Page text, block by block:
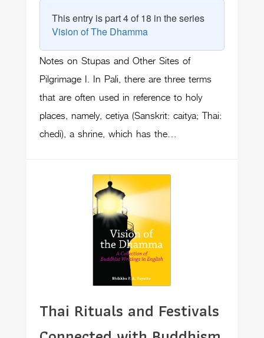
This entry is part 4 of 18 in the series
Vision of The Dhamma
Notes on Stupas and Other Sites of
Pilgrimage I. In Pali, there are three terms
that are often used in reference to holy
places, namely, cetiya (Sanskrit: caitya; Thai:
chedi), a shrine, which has the…
Thai Rituals and Festivals